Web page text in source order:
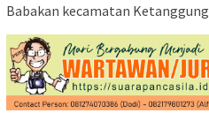
Babakan kecamatan